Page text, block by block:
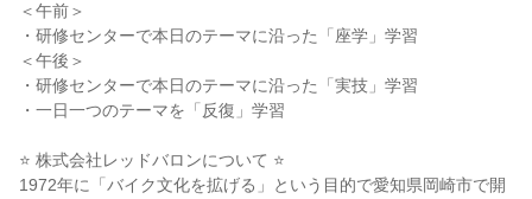
＜午前＞
・研修センターで本日のテーマに沿った「座学」学習
＜午後＞
・研修センターで本日のテーマに沿った「実技」学習
・一日一つのテーマを「反復」学習
⭐ 株式会社レッドバロンについて ⭐
1972年に「バイク文化を拡げる」という目的で愛知県岡崎市で開